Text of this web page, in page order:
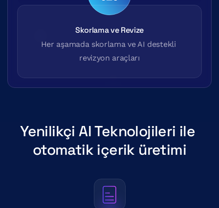
Skorlama ve Revize
Her aşamada skorlama ve AI destekli
revizyon araçları
Yenilikçi AI Teknolojileri ile
otomatik içerik üretimi